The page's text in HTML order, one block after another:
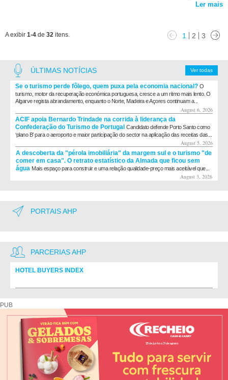
Ler mais
A exibir 1-4 de 32 itens. 1 2 3
Ver todas
ÚLTIMAS NOTÍCIAS
Se o turismo perde fôlego, quem puxa pela economia nacional? O
turismo, motor da recuperação económica portuguesa, cresce a um ritmo mais lento. O
Algarve regista abrandamento, enquanto o Norte, Madeira e Açores continuam a...
August 6, 2026
ACIF apoia Bernardo Trindade na corrida à liderança da
Confederação do Turismo de Portugal Candidato defende Porto Santo como
‘plano B’ para o aeroporto e maior participação do sector na aplicação das receitas das...
August 5, 2026
A descoberta da "pérola imobiliária" da margem sul e o turismo "de
comer em casa". O retrato estatístico da Almada que ficou sem
água Mais espaço para construir e uma relação qualidade-preço mais aceitável que...
August 3, 2026
PORTAIS AHP
PARCERIAS AHP
HOTEL BUYERS INDEX
PUB